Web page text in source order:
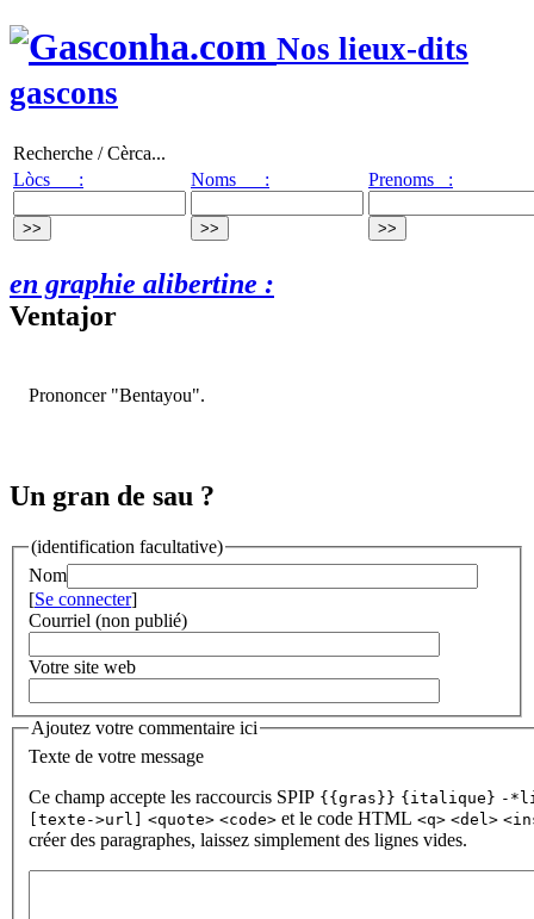
Nos lieux-dits
gascons
Recherche / Cèrca...
Lòcs :
Noms : Prenoms :
en graphie alibertine :
Ventajor
Prononcer "Bentayou".
Un gran de sau ?
(identification facultative)
Nom
[Se connecter]
Courriel (non publié)
Votre site web
Ajoutez votre commentaire ici
Texte de votre message
Ce champ accepte les raccourcis SPIP {{gras}} {italique} -
[texte->url] <quote> <code> et le code HTML <q> <del>
créer des paragraphes, laissez simplement des lignes vides.